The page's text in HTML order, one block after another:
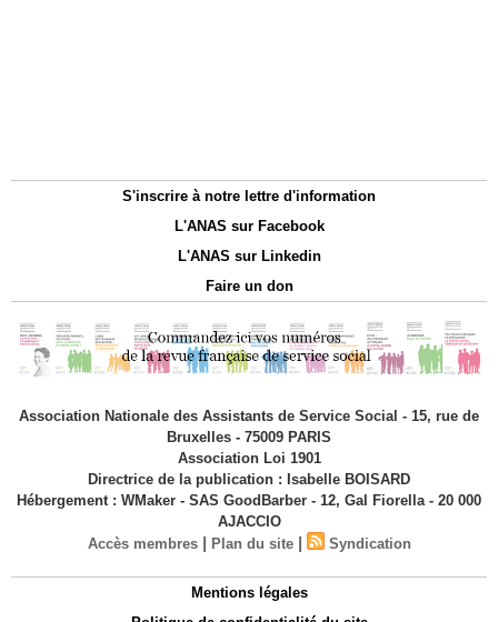
S'inscrire à notre lettre d'information
L'ANAS sur Facebook
L'ANAS sur Linkedin
Faire un don
Association Nationale des Assistants de Service Social - 15, rue de
Bruxelles - 75009 PARIS
Association Loi 1901
Directrice de la publication : Isabelle BOISARD
Hébergement : WMaker - SAS GoodBarber - 12, Gal Fiorella - 20 000
AJACCIO
Accès membres | Plan du site | Syndication
Mentions légales